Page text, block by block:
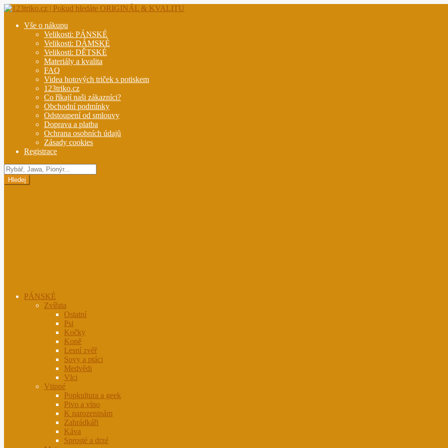
Přeskočit
navigaci
Přejít
obsahuVše o nákupu
Velikosti: PÁNSKÉ
Velikosti: DÁMSKÉ
Velikosti: DĚTSKÉ
Materiály a kvalita
FAQ
Videa hotových triček s potiskem
123triko.cz
Co říkají naši zákazníci?
Obchodní podmínky
Odstoupení od smlouvy
Doprava a platba
Ochrana osobních údajů
Zásady cookies
Registrace
Hledat
produkty
Hledej
PÁNSKÉ
Zvířata
Ostatní
Psi
Kočky
Koně
Lesní zvěř
Sovy a ptáci
Medvědi
Vlci
Vtipné
Popkultura a geek
Pivo a víno
K narozeninám
Zahrádkáři
Káva
Sprosté a drzé